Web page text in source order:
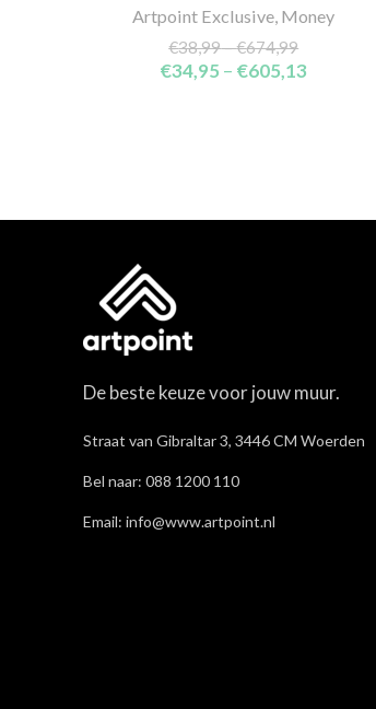
Artpoint Exclusive Money
€38,99–€674,99
€34,95 – €605,13
De beste keuze voor jouw muur.
Straat van Gibraltar 3, 3446 CM Woerden
Bel naar: 088 1200 110
Email: info@www.artpoint.nl